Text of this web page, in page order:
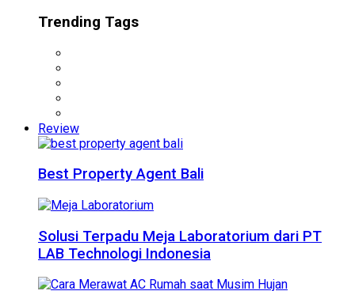
Trending Tags
Review
Best Property Agent Bali
Solusi Terpadu Meja Laboratorium dari PT
LAB Technologi Indonesia